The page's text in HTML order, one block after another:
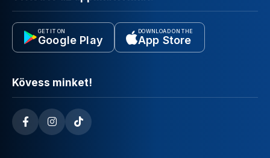
GET IT ON
Google Play
DOWNLOAD ON THE
App Store
Kövess minket!